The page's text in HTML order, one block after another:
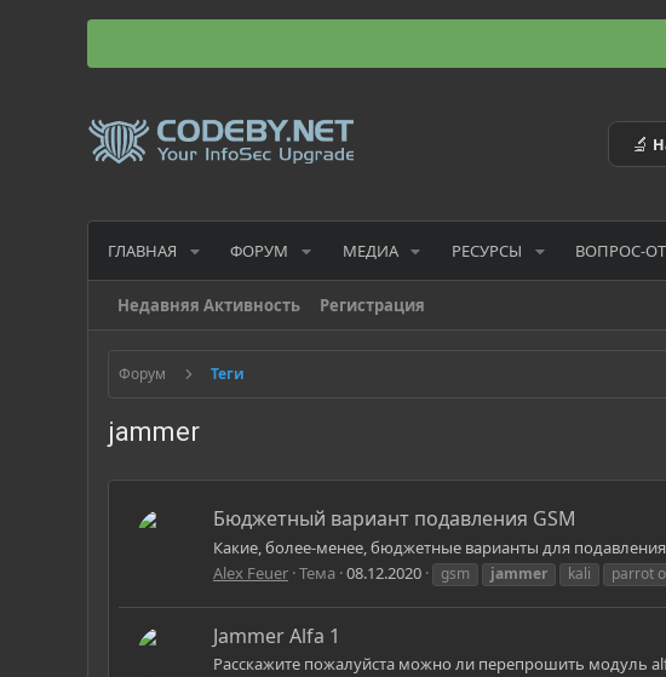
🔬
ГЛАВНАЯ ФОРУМ МЕДИА РЕСУРСЫ ВОПРОС-
Недавняя Активность Регистрация
Форум Теги
jammer
Бюджетный вариант подавления GSM
Какие, более-менее, бюджетные варианты для
Alex Feuer Тема 08.12.2020 gsm jammer kali parrot
Jammer Alfa 1
Расскажите пожалуйста можно ли перепрошить модуль